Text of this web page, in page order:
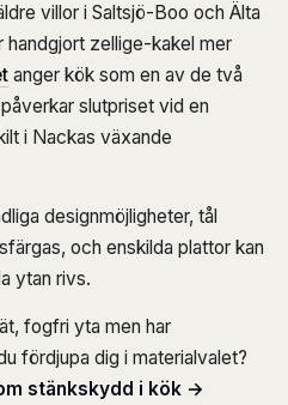
villor i Saltsjö-Boo och Älta
handgjort zellige-kakel mer
anger kök som en av de två
slutpriset vid en
i Nackas växande
designmöjligheter, tål
och enskilda plattor kan
ytan rivs.
fogfri yta men har
fördjupa dig i materialvalet?
stänkskydd i kök →